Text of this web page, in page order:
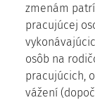
zmenám
pracujúcej
osôb na
pracujúcich,
vážení